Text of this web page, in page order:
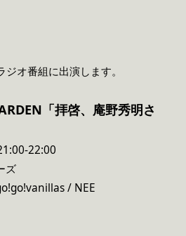
ジオ番組に出演します。
「拝啓、庵野秀明さ
22:00
ズ
/ NEE